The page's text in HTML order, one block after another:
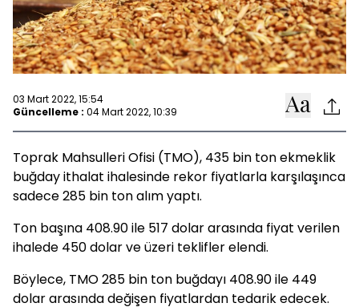
03 Mart 2022, 15:54
Güncelleme : 04 Mart 2022, 10:39
Toprak Mahsulleri Ofisi (TMO), 435 bin ton ekmeklik
buğday ithalat ihalesinde rekor fiyatlarla karşılaşınca
sadece 285 bin ton alım yaptı.
Ton başına 408.90 ile 517 dolar arasında fiyat verilen
ihalede 450 dolar ve üzeri teklifler elendi.
Böylece, TMO 285 bin ton buğdayı 408.90 ile 449
dolar arasında değişen fiyatlardan tedarik edecek.